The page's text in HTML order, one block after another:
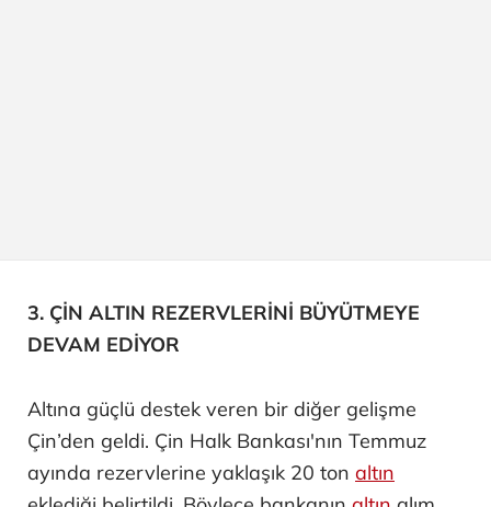
3. ÇİN ALTIN REZERVLERİNİ BÜYÜTMEYE
DEVAM EDİYOR
Altına güçlü destek veren bir diğer gelişme
Çin’den geldi. Çin Halk Bankası'nın Temmuz
ayında rezervlerine yaklaşık 20 ton altın